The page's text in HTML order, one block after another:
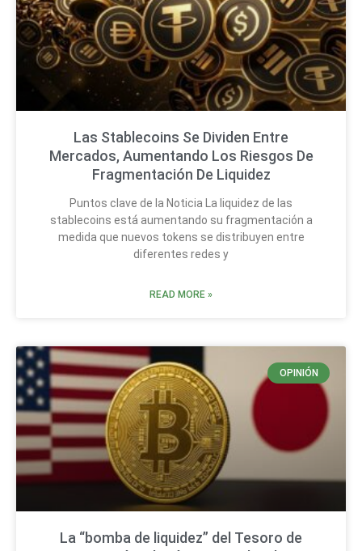
Las Stablecoins Se Dividen Entre
Mercados, Aumentando Los Riesgos De
Fragmentación De Liquidez
Puntos clave de la Noticia La liquidez de las
stablecoins está aumentando su fragmentación a
medida que nuevos tokens se distribuyen entre
diferentes redes y
READ MORE »
OPINIÓN
La “bomba de liquidez” del Tesoro de